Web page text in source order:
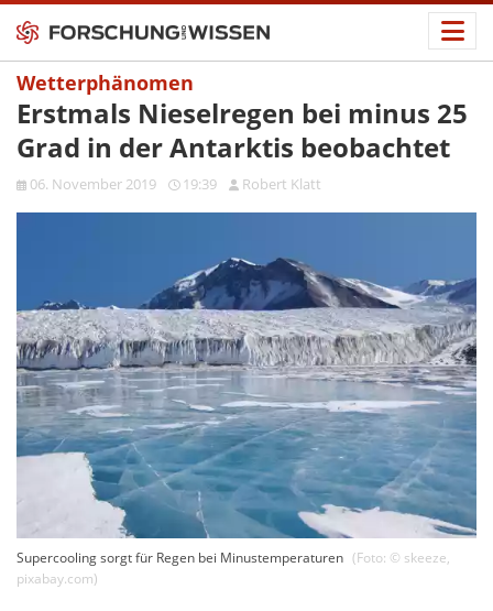
Wetterphänomen
Erstmals Nieselregen bei minus 25
Grad in der Antarktis beobachtet
06. November 2019 19:39 Robert Klatt
Supercooling sorgt für Regen bei Minustemperaturen (Foto: © skeeze,
pixabay.com)